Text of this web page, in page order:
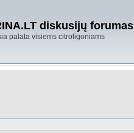
diskusijų forumas
palata visiems citroligoniams